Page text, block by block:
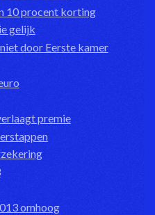
10 procent korting
gelijk
door Eerste kamer
premie
omhoog